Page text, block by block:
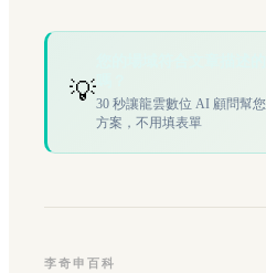
💡30 秒讓龍雲數位 AI 顧問幫
方案，不用填表單
李奇申百科